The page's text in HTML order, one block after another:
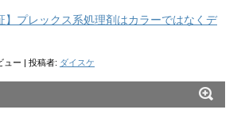
】プレックス系処理剤はカラーではなくデ
ュー | 投稿者: ダイスケ